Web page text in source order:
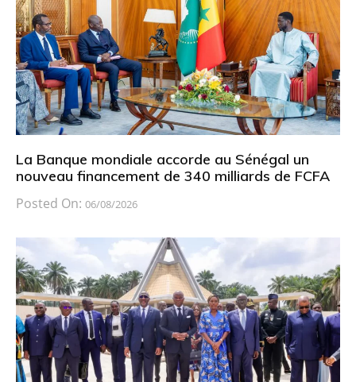
La Banque mondiale accorde au Sénégal un
nouveau financement de 340 milliards de FCFA
Posted On: 06/08/2026